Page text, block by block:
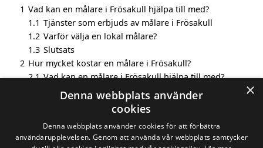
1 Vad kan en målare i Frösakull hjälpa till med?
1.1 Tjänster som erbjuds av målare i Frösakull
1.2 Varför välja en lokal målare?
1.3 Slutsats
2 Hur mycket kostar en målare i Frösakull?
2.1 Vad kan en målare i Frösakull hjälpa till med?
Fördelar med att välja målare i Frösakull
Sök efter en skicklig målare i de omgivande städerna
×
Denna webbplats använder
cookies
Denna webbplats använder cookies för att förbättra
användarupplevelsen. Genom att använda vår webbplats samtycker